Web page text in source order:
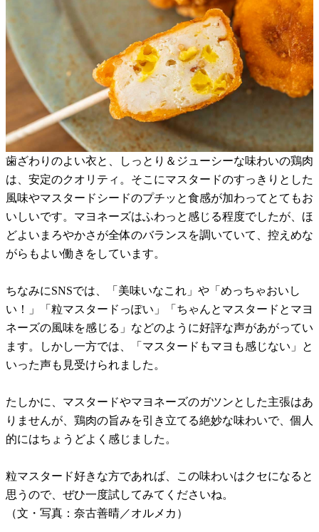
歯ざわりのよい衣と、しっとり＆ジューシーな味わいの鶏肉
は、安定のクオリティ。そこにマスタードのすっきりとした
風味やマスタードシードのプチッと食感が加わってとてもお
いしいです。マヨネーズはふわっと感じる程度でしたが、ほ
どよいまろやかさが全体のバランスを調いていて、控えめな
がらもよい働きをしています。
ちなみにSNSでは、「美味いなこれ」や「めっちゃおいし
い！」「粒マスタードっぽい」「ちゃんとマスタードとマヨ
ネーズの風味を感じる」などのように好評な声があがってい
ます。しかし一方では、「マスタードもマヨも感じない」と
いった声も見受けられました。
たしかに、マスタードやマヨネーズのガツンとした主張はあ
りませんが、鶏肉の旨みを引き立てる絶妙な味わいで、個人
的にはちょうどよく感じました。
粒マスタード好きな方であれば、この味わいはクセになると
思うので、ぜひ一度試してみてくださいね。
（文・写真：奈古善晴／オルメカ）